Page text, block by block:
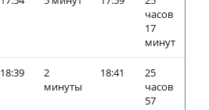
часов
17
минут
18:39
2
минуты
18:41
25
часов
57